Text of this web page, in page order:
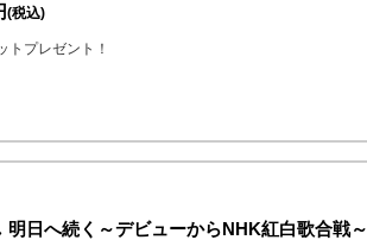
(税込)
プレゼント！
明日へ続く～デビューからNHK紅白歌合戦～